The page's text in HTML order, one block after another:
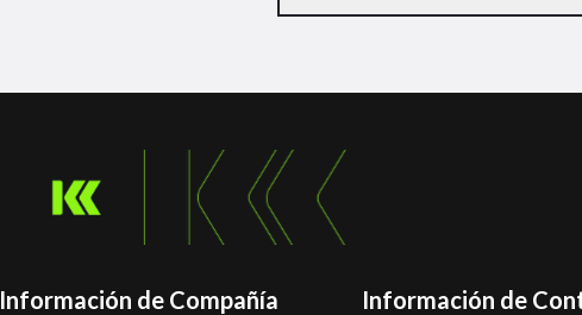
Información de Compañía Información de